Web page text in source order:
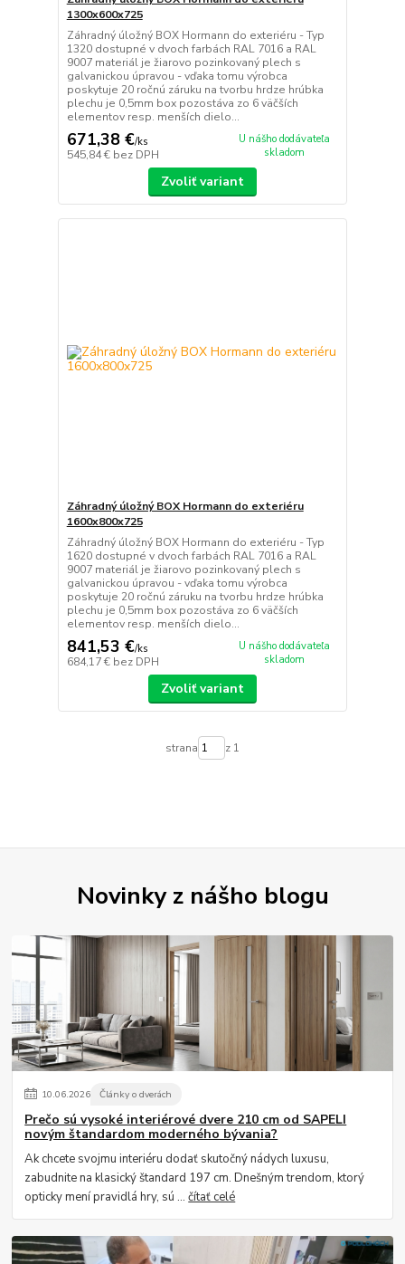
1300x600x725
Záhradný úložný BOX Hormann do exteriéru - Typ
1320 dostupné v dvoch farbách RAL 7016 a RAL
9007 materiál je žiarovo pozinkovaný plech s
galvanickou úpravou - vďaka tomu výrobca
poskytuje 20 ročnú záruku na tvorbu hrdze hrúbka
plechu je 0,5mm box pozostáva zo 6 väčších
elementov resp. menších dielo...
671,38 €/ks
545,84 € bez DPH
U nášho dodávateľa
skladom
Zvoliť variant
Záhradný úložný BOX Hormann do exteriéru
1600x800x725
Záhradný úložný BOX Hormann do exteriéru - Typ
1620 dostupné v dvoch farbách RAL 7016 a RAL
9007 materiál je žiarovo pozinkovaný plech s
galvanickou úpravou - vďaka tomu výrobca
poskytuje 20 ročnú záruku na tvorbu hrdze hrúbka
plechu je 0,5mm box pozostáva zo 6 väčších
elementov resp. menších dielo...
841,53 €/ks
684,17 € bez DPH
U nášho dodávateľa
skladom
Zvoliť variant
strana z 1
Novinky z nášho blogu
10.06.2026 Články o dverách
Prečo sú vysoké interiérové dvere 210 cm od SAPELI
novým štandardom moderného bývania?
Ak chcete svojmu interiéru dodať skutočný nádych luxusu,
zabudnite na klasický štandard 197 cm. Dnešným trendom, ktorý
opticky mení pravidlá hry, sú ...čítať celé